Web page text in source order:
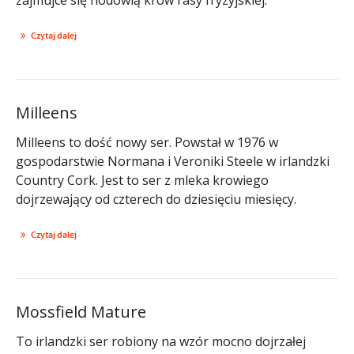
Czytaj dalej
Milleens
Milleens to dość nowy ser. Powstał w 1976 w
gospodarstwie Normana i Veroniki Steele w irlandzki
Country Cork. Jest to ser z mleka krowiego
dojrzewający od czterech do dziesięciu miesięcy.
Czytaj dalej
Mossfield Mature
To irlandzki ser robiony na wzór mocno dojrzałej